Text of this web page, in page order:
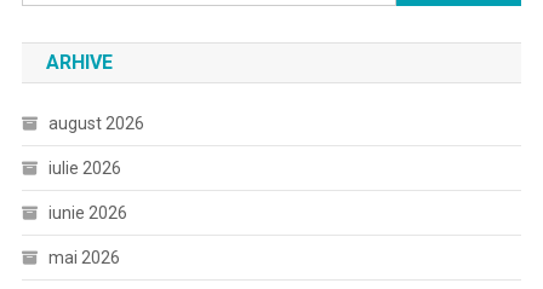
după:
ARHIVE
august 2026
iulie 2026
iunie 2026
mai 2026